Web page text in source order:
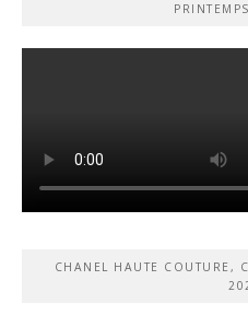
CHANEL HAUTE COUTURE,